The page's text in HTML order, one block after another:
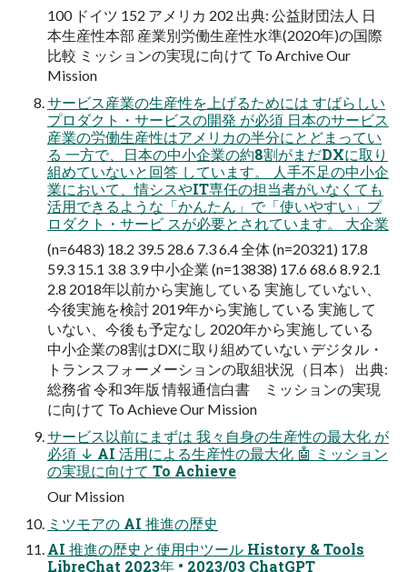
100 ドイツ 152 アメリカ 202 出典: 公益財団法人 日
本生産性本部 産業別労働生産性水準(2020年)の国際
比較 ミッションの実現に向けて To Archive Our
Mission
サービス産業の生産性を上げるためには すばらしい
プロダクト・サービスの開発 が必須 日本のサービス
産業の労働生産性はアメリカの半分にとどまってい
る 一方で、日本の中小企業の約8割がまだDXに取り
組めていないと回答 しています。 人手不足の中小企
業において、情シスやIT専任の担当者がいなくても
活用できるような「かんたん」で「使いやすい」プ
ロダクト・サービ スが必要とされています。 大企業
(n=6483) 18.2 39.5 28.6 7.3 6.4 全体 (n=20321) 17.8
59.3 15.1 3.8 3.9 中小企業 (n=13838) 17.6 68.6 8.9 2.1
2.8 2018年以前から実施している 実施していない、
今後実施を検討 2019年から実施している 実施して
いない、今後も予定なし 2020年から実施している
中小企業の8割はDXに取り組めていない デジタル・
トランスフォーメーションの取組状況（日本） 出典:
総務省 令和3年版 情報通信白書 ミッションの実現
に向けて To Achieve Our Mission
サービス以前にまずは 我々自身の生産性の最大化 が
必須 ↓ AI 活用による生産性の最大化 🤖 ミッション
の実現に向けて To Achieve
Our Mission
ミツモアの AI 推進の歴史
AI 推進の歴史と使用中ツール History & Tools
LibreChat 2023年 • 2023/03 ChatGPT